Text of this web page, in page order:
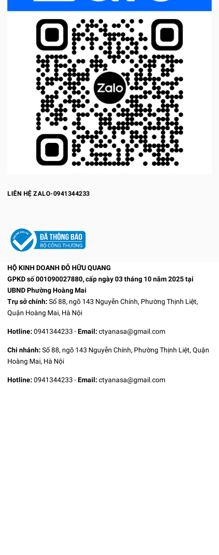
LIÊN HỆ ZALO-0941344233
HỘ KINH DOANH ĐỖ HỮU QUANG
GPKD số 001090027880, cấp ngày 03 tháng 10 năm 2025 tại
UBND Phường Hoàng Mai
Trụ sở chính: Số 88, ngõ 143 Nguyễn Chính, Phường Thịnh Liệt,
Quận Hoàng Mai, Hà Nội
Hotline: 0941344233 -Email: ctyanasa@gmail.com
Chi nhánh: Số 88, ngõ 143 Nguyễn Chính, Phường Thịnh Liệt, Quận
Hoàng Mai, Hà Nội
Hotline: 0941344233 -Email: ctyanasa@gmail.com